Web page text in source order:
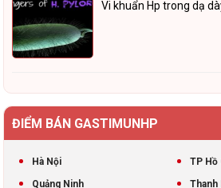
Vi khuẩn Hp trong dạ
ĐIỂM BÁN GASTIMUNHP
Hà Nội
TP Hồ
Quảng Ninh
Thanh